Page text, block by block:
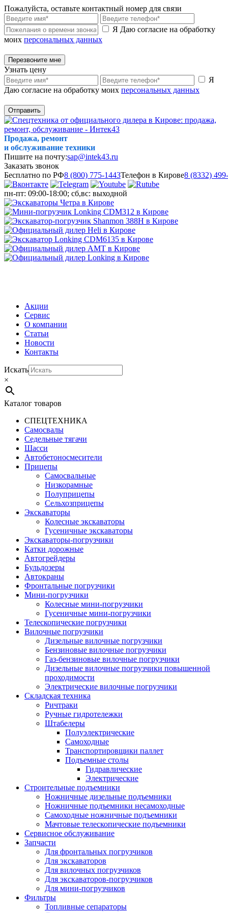
Пожалуйста, оставьте контактный номер для связи
Я Даю согласие на обработку
моих персональных данных
Перезвоните мне
Узнать цену
Я
Даю согласие на обработку моих персональных данных
Отправить
Продажа, ремонт
и обслуживание техники
Пишите на почту:sap@intek43.ru
Заказать звонок
Бесплатно по РФ8 (800) 775-1443Телефон в Кирове8 (8332)
пн-пт: 09:00-18:00; сб,вс: выходной
Акции
Сервис
О компании
Статьи
Новости
Контакты
Искать
×
Каталог товаров
СПЕЦТЕХНИКА
Самосвалы
Седельные тягачи
Шасси
Автобетоно­смесители
Прицепы
Самосвальные
Низкорамные
Полуприцепы
Сельхозприцепы
Экскаваторы
Колесные экскаваторы
Гусеничные экскаваторы
Экскаваторы-погрузчики
Катки дорожные
Автогрейдеры
Бульдозеры
Автокраны
Фронтальные погрузчики
Мини-погрузчики
Колесные мини-погрузчики
Гусеничные мини-погрузчики
Телескопические погрузчики
Вилочные погрузчики
Дизельные вилочные погрузчики
Бензиновые вилочные погрузчики
Газ-бензиновые вилочные погрузчики
Дизельные вилочные погрузчики повышенной
проходимости
Электрические вилочные погрузчики
Складская техника
Ричтраки
Ручные гидротележки
Штабелеры
Полуэлектрические
Самоходные
Транспортировщики паллет
Подъемные столы
Гидравлические
Электрические
Строительные подъемники
Ножничные дизельные подъемники
Ножничные подъемники несамоходные
Самоходные ножничные подъемники
Мачтовые телескопические подъемники
Сервисное обслуживание
Запчасти
Для фронтальных погрузчиков
Для экскаваторов
Для вилочных погрузчиков
Для экскаваторов-погрузчиков
Для мини-погрузчиков
Фильтры
Топливные сепараторы